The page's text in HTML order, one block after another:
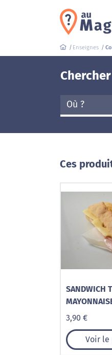
Enseignes
Où ?
Ces
SANDWICH
3,90 €
Voir